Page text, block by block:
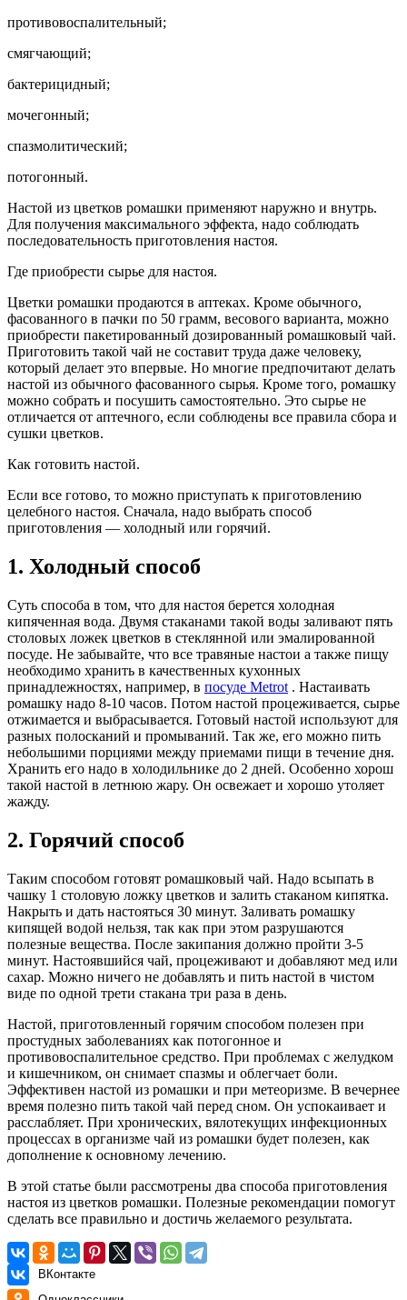
противовоспалительный;
смягчающий;
бактерицидный;
мочегонный;
спазмолитический;
потогонный.
Настой из цветков ромашки применяют наружно и внутрь.
Для получения максимального эффекта, надо соблюдать
последовательность приготовления настоя.
Где приобрести сырье для настоя.
Цветки ромашки продаются в аптеках. Кроме обычного,
фасованного в пачки по 50 грамм, весового варианта, можно
приобрести пакетированный дозированный ромашковый чай.
Приготовить такой чай не составит труда даже человеку,
который делает это впервые. Но многие предпочитают делать
настой из обычного фасованного сырья. Кроме того, ромашку
можно собрать и посушить самостоятельно. Это сырье не
отличается от аптечного, если соблюдены все правила сбора и
сушки цветков.
Как готовить настой.
Если все готово, то можно приступать к приготовлению
целебного настоя. Сначала, надо выбрать способ
приготовления — холодный или горячий.
1. Холодный способ
Суть способа в том, что для настоя берется холодная
кипяченная вода. Двумя стаканами такой воды заливают пять
столовых ложек цветков в стеклянной или эмалированной
посуде. Не забывайте, что все травяные настои а также пищу
необходимо хранить в качественных кухонных
принадлежностях, например, в посуде Metrot . Настаивать
ромашку надо 8-10 часов. Потом настой процеживается, сырье
отжимается и выбрасывается. Готовый настой используют для
разных полосканий и промываний. Так же, его можно пить
небольшими порциями между приемами пищи в течение дня.
Хранить его надо в холодильнике до 2 дней. Особенно хорош
такой настой в летнюю жару. Он освежает и хорошо утоляет
жажду.
2. Горячий способ
Таким способом готовят ромашковый чай. Надо всыпать в
чашку 1 столовую ложку цветков и залить стаканом кипятка.
Накрыть и дать настояться 30 минут. Заливать ромашку
кипящей водой нельзя, так как при этом разрушаются
полезные вещества. После закипания должно пройти 3-5
минут. Настоявшийся чай, процеживают и добавляют мед или
сахар. Можно ничего не добавлять и пить настой в чистом
виде по одной трети стакана три раза в день.
Настой, приготовленный горячим способом полезен при
простудных заболеваниях как потогонное и
противовоспалительное средство. При проблемах с желудком
и кишечником, он снимает спазмы и облегчает боли.
Эффективен настой из ромашки и при метеоризме. В вечернее
время полезно пить такой чай перед сном. Он успокаивает и
расслабляет. При хронических, вялотекущих инфекционных
процессах в организме чай из ромашки будет полезен, как
дополнение к основному лечению.
В этой статье были рассмотрены два способа приготовления
настоя из цветков ромашки. Полезные рекомендации помогут
сделать все правильно и достичь желаемого результата.
ВКонтакте